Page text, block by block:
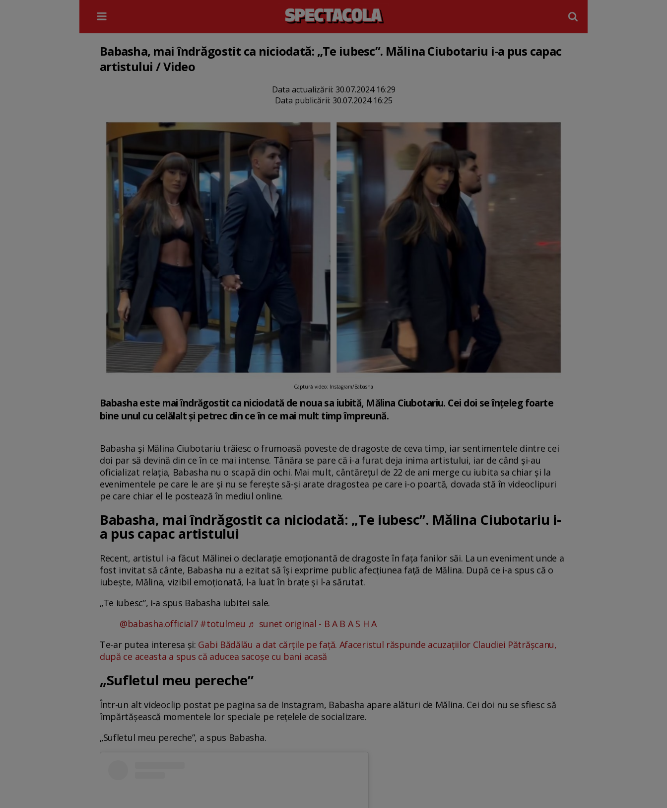
Babasha, mai îndrăgostit ca niciodată: „Te iubesc”. Mălina Ciubotariu i-a pus capac
artistului / Video
Data actualizării: 30.07.2024 16:29
Data publicării: 30.07.2024 16:25
Captură video: Instagram/Babasha
Babasha este mai îndrăgostit ca niciodată de noua sa iubită, Mălina Ciubotariu. Cei doi se înțeleg foarte
bine unul cu celălalt și petrec din ce în ce mai mult timp împreună.
Babasha și Mălina Ciubotariu trăiesc o frumoasă poveste de dragoste de ceva timp, iar sentimentele dintre cei
doi par să devină din ce în ce mai intense. Tânăra se pare că i-a furat deja inima artistului, iar de când și-au
oficializat relația, Babasha nu o scapă din ochi. Mai mult, cântărețul de 22 de ani merge cu iubita sa chiar și la
evenimentele pe care le are și nu se ferește să-și arate dragostea pe care i-o poartă, dovada stă în videoclipuri
pe care chiar el le postează în mediul online.
Babasha, mai îndrăgostit ca niciodată: „Te iubesc”. Mălina Ciubotariu i-
a pus capac artistului
Recent, artistul i-a făcut Mălinei o declarație emoționantă de dragoste în fața fanilor săi. La un eveniment unde a
fost invitat să cânte, Babasha nu a ezitat să își exprime public afecțiunea față de Mălina. După ce i-a spus că o
iubește, Mălina, vizibil emoționată, l-a luat în brațe și l-a sărutat.
„Te iubesc”, i-a spus Babasha iubitei sale.
@babasha.official7 #totulmeu ♬ sunet original - B A B A S H A
Te-ar putea interesa și: Gabi Bădălău a dat cărțile pe față. Afaceristul răspunde acuzațiilor Claudiei Pătrășcanu,
după ce aceasta a spus că aducea sacoșe cu bani acasă
„Sufletul meu pereche”
Într-un alt videoclip postat pe pagina sa de Instagram, Babasha apare alături de Mălina. Cei doi nu se sfiesc să
împărtășească momentele lor speciale pe rețelele de socializare.
„Sufletul meu pereche”, a spus Babasha.